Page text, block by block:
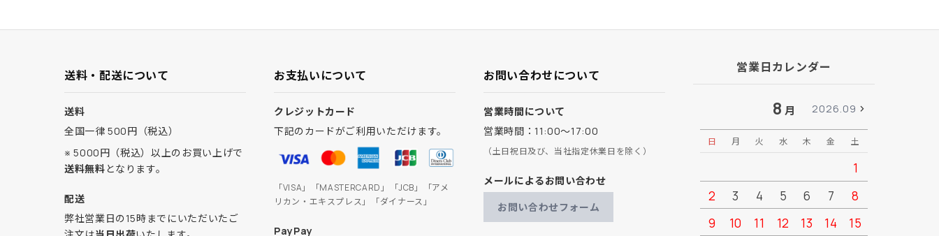
送料・配送について
送料
全国一律 500円（税込）
※ 5000円（税込）以上のお買い上げで
送料無料となります。
配送
弊社営業日の15時までにいただいたご
お支払いについて
クレジットカード
下記のカードがご利用いただけます。
「VISA」「MASTERCARD」「JCB」「アメ
リカン・エキスプレス」「ダイナース」
PayPay
お問い合わせについて
営業時間について
営業時間：11:00～17:00
（土日祝日及び、当社指定休業日を除く）
メールによるお問い合わせ
お問い合わせフォーム
営業日カレンダー
8 月 2026.09
日 月 火 水 木 金 土
1
2
3 4 5 6 7
8
9
10 11 12 13 14 15